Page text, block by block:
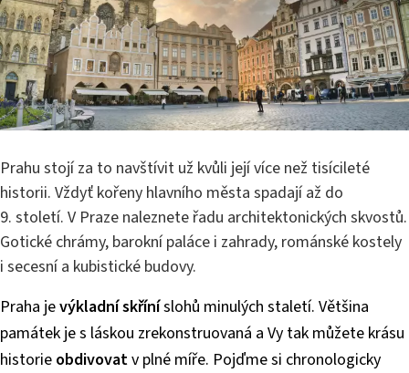
Prahu stojí za to navštívit už kvůli její více než tisícileté
historii. Vždyť kořeny hlavního města spadají až do
9. století. V Praze naleznete řadu architektonických skvostů.
Gotické chrámy, barokní paláce i zahrady, románské kostely
i secesní a kubistické budovy.
Praha jevýkladní skříníslohů minulých staletí. Většina
památek je s láskou zrekonstruovaná a Vy tak můžete krásu
historie obdivovatv plné míře. Pojďme si chronologicky